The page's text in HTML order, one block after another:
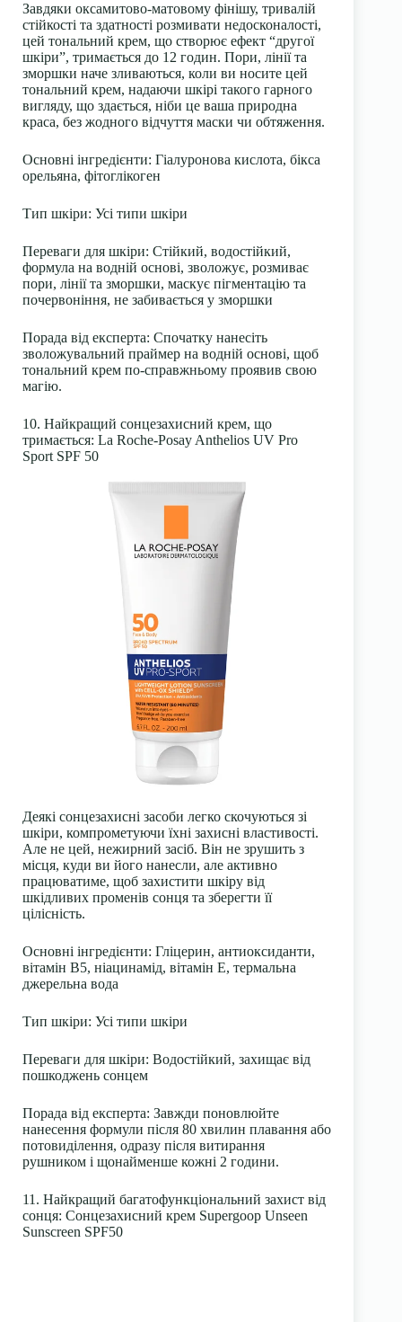
Завдяки оксамитово-матовому фінішу, тривалій
стійкості та здатності розмивати недосконалості,
цей тональний крем, що створює ефект “другої
шкіри”, тримається до 12 годин. Пори, лінії та
зморшки наче зливаються, коли ви носите цей
тональний крем, надаючи шкірі такого гарного
вигляду, що здається, ніби це ваша природна
краса, без жодного відчуття маски чи обтяження.
Основні інгредієнти: Гіалуронова кислота, бікса
орельяна, фітоглікоген
Тип шкіри: Усі типи шкіри
Переваги для шкіри: Стійкий, водостійкий,
формула на водній основі, зволожує, розмиває
пори, лінії та зморшки, маскує пігментацію та
почервоніння, не забивається у зморшки
Порада від експерта: Спочатку нанесіть
зволожувальний праймер на водній основі, щоб
тональний крем по-справжньому проявив свою
магію.
10. Найкращий сонцезахисний крем, що
тримається: La Roche-Posay Anthelios UV Pro
Sport SPF 50
Деякі сонцезахисні засоби легко скочуються зі
шкіри, компрометуючи їхні захисні властивості.
Але не цей, нежирний засіб. Він не зрушить з
місця, куди ви його нанесли, але активно
працюватиме, щоб захистити шкіру від
шкідливих променів сонця та зберегти її
цілісність.
Основні інгредієнти: Гліцерин, антиоксиданти,
вітамін В5, ніацинамід, вітамін Е, термальна
джерельна вода
Тип шкіри: Усі типи шкіри
Переваги для шкіри: Водостійкий, захищає від
пошкоджень сонцем
Порада від експерта: Завжди поновлюйте
нанесення формули після 80 хвилин плавання або
потовиділення, одразу після витирання
рушником і щонайменше кожні 2 години.
11. Найкращий багатофункціональний захист від
сонця: Сонцезахисний крем Supergoop Unseen
Sunscreen SPF50